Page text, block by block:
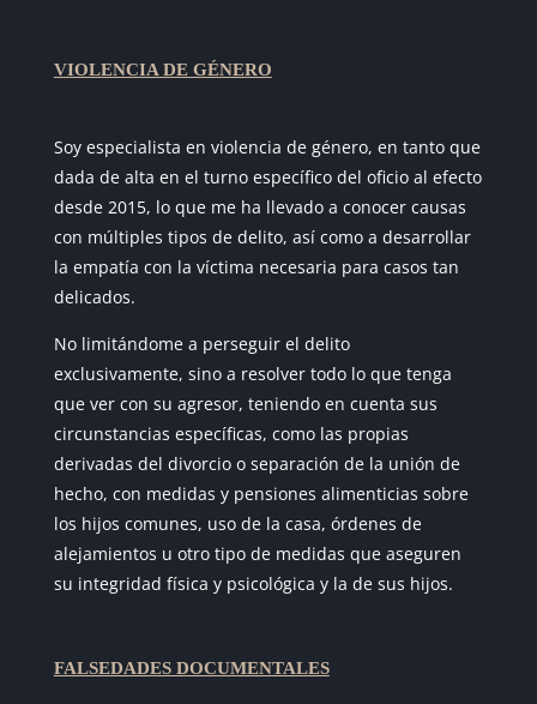
VIOLENCIA DE GÉNERO
Soy especialista en violencia de género, en tanto que
dada de alta en el turno específico del oficio al efecto
desde 2015, lo que me ha llevado a conocer causas
con múltiples tipos de delito, así como a desarrollar
la empatía con la víctima necesaria para casos tan
delicados.
No limitándome a perseguir el delito
exclusivamente, sino a resolver todo lo que tenga
que ver con su agresor, teniendo en cuenta sus
circunstancias específicas, como las propias
derivadas del divorcio o separación de la unión de
hecho, con medidas y pensiones alimenticias sobre
los hijos comunes, uso de la casa, órdenes de
alejamientos u otro tipo de medidas que aseguren
su integridad física y psicológica y la de sus hijos.
FALSEDADES DOCUMENTALES